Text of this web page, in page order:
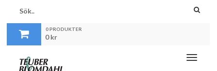
0 PRODUKTER
0kr
Toggle